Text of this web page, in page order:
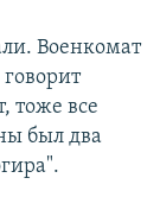
Военкомат
тоже все
был два